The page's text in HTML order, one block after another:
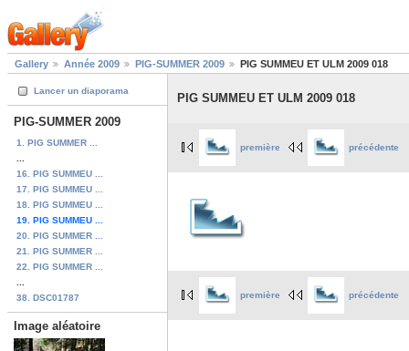
Gallery Année 2009 PIG-SUMMER 2009 PIG SUMMEU ET ULM 2009 018
Lancer un diaporama
PIG-SUMMER 2009
1. PIG SUMMER ...
16. PIG SUMMEU ...
17. PIG SUMMEU ...
18. PIG SUMMEU ...
19. PIG SUMMEU ...
20. PIG SUMMER ...
21. PIG SUMMER ...
22. PIG SUMMER ...
38. DSC01787
Image aléatoire
PIG SUMMEU ET ULM 2009 018
première précédente
première précédente